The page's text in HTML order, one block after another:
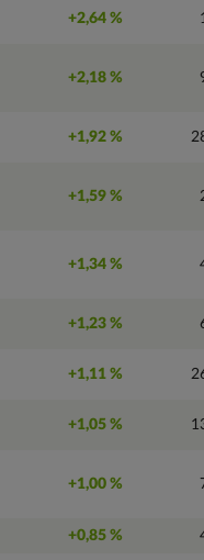
+2,64 %
+2,18 %
+1,92 %
+1,59 %
+1,34 %
+1,23 %
+1,11 %
+1,05 %
+1,00 %
+0,85 %